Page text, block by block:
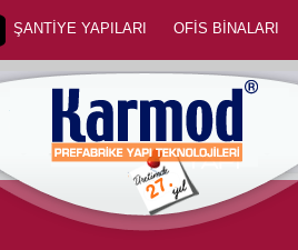
ŞANTİYE YAPILARI OFİS BİNALARI